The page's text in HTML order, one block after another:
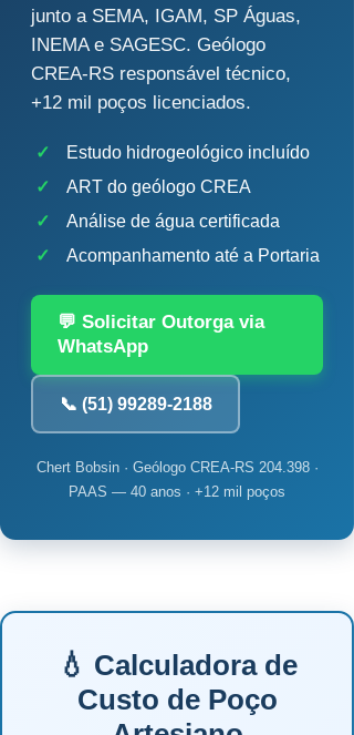
junto a SEMA, IGAM, SP Águas,
INEMA e SAGESC. Geólogo
CREA-RS responsável técnico,
+12 mil poços licenciados.
✓
Estudo hidrogeológico incluído
✓
ART do geólogo CREA
✓
Análise de água certificada
✓
Acompanhamento até a Portaria
💬 Solicitar Outorga via
WhatsApp
📞 (51) 99289-2188
Chert Bobsin · Geólogo CREA-RS 204.398 ·
PAAS — 40 anos · +12 mil poços
💧 Calculadora de
Custo de Poço